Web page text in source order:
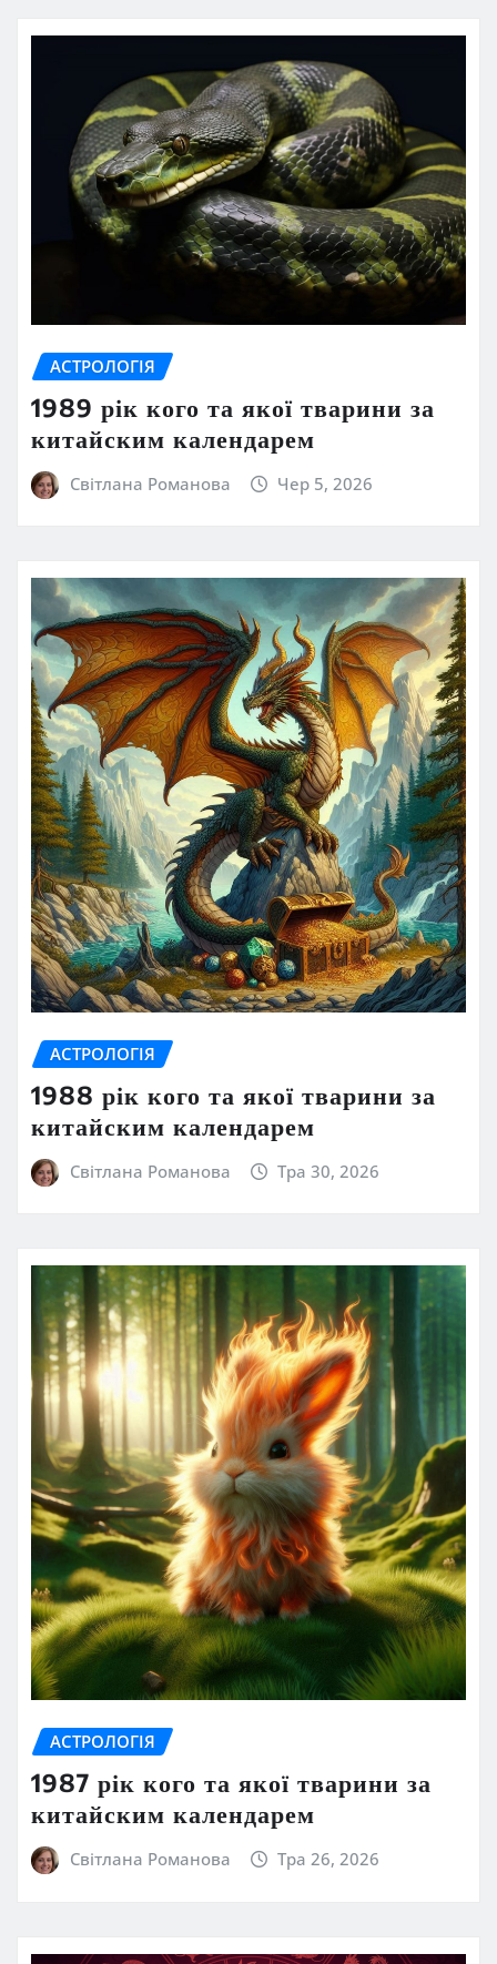
АСТРОЛОГІЯ
1989 рік кого та якої тварини за
китайским календарем
Світлана Романова Чер 5, 2026
АСТРОЛОГІЯ
1988 рік кого та якої тварини за
китайским календарем
Світлана Романова Тра 30, 2026
АСТРОЛОГІЯ
1987 рік кого та якої тварини за
китайским календарем
Світлана Романова Тра 26, 2026